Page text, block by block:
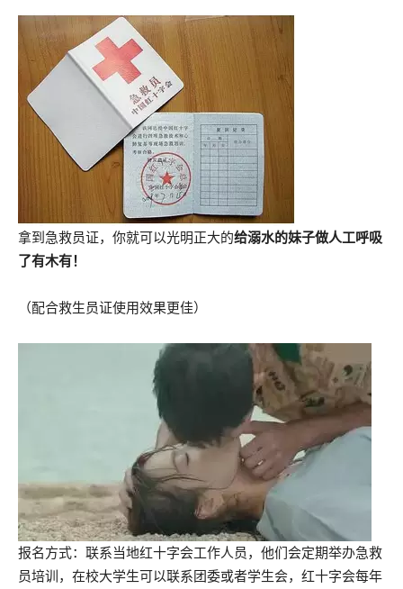
拿到急救员证，你就可以光明正大的给溺水的妹子做人工呼吸
了有木有！
（配合救生员证使用效果更佳）
报名方式：联系当地红十字会工作人员，他们会定期举办急救
员培训，在校大学生可以联系团委或者学生会，红十字会每年